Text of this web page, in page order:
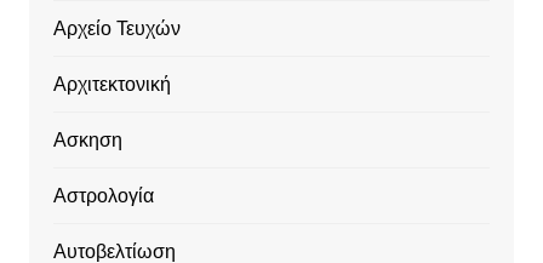
Αρχείο Τευχών
Αρχιτεκτονική
Ασκηση
Αστρολογία
Αυτοβελτίωση